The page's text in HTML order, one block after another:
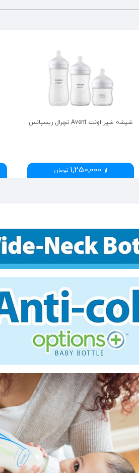
شیشه شیر اونت Avent نچرال ریسپانس
از 1,250,000 تومان